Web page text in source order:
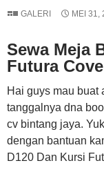
GALERI MEI 31,
Sewa Meja
Futura
Hai guys mau buat
tanggalnya dna
cv bintang jaya.
dengan bantuan
D120 Dan Kursi